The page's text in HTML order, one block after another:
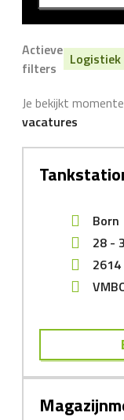
Actieve
filters
Logistiek
Je bekijkt
vacatures
Born
28 -
2614